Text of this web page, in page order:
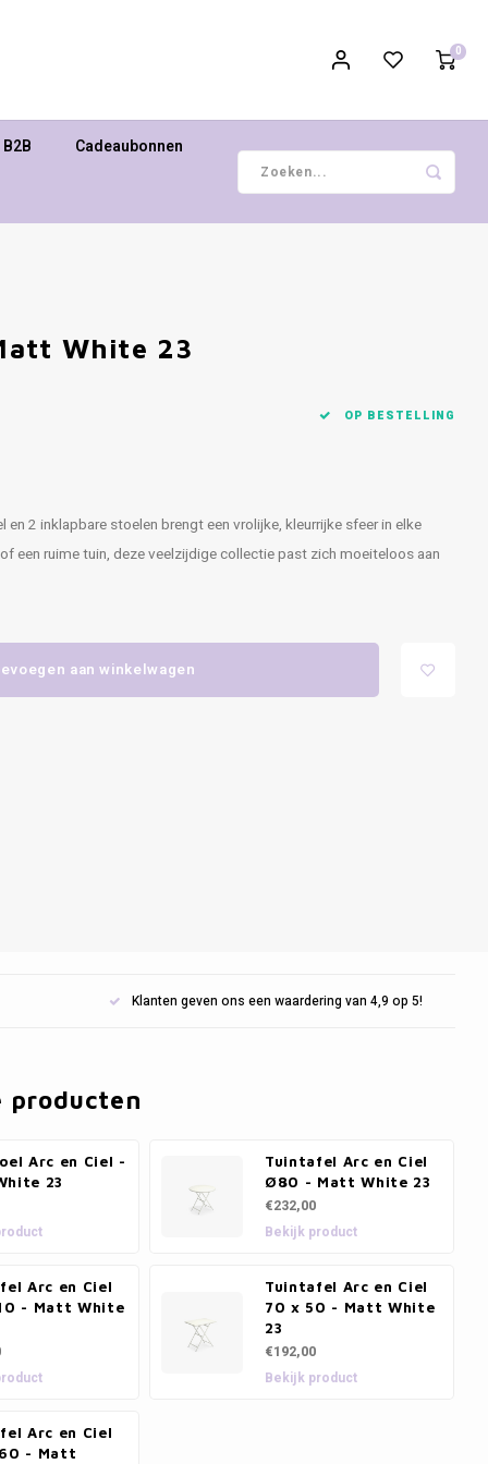
0
B2B Cadeaubonnen
White 23
OP BESTELLING
2 inklapbare stoelen brengt een vrolijke, kleurrijke sfeer in elke
een ruime tuin, deze veelzijdige collectie past zich moeiteloos aan
aan winkelwagen
Klanten geven ons een waardering van 4,9 op 5!
producten
Arc en Ciel -
23
Tuintafel Arc en Ciel
Ø80 - Matt White 23
€232,00
Bekijk product
Arc en Ciel
- Matt White
Tuintafel Arc en Ciel
70 x 50 - Matt White
23
€192,00
Bekijk product
Arc en Ciel
- Matt